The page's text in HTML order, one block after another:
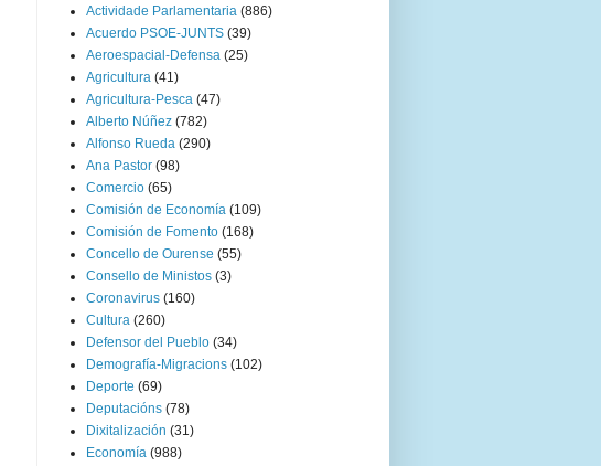
Actividade Parlamentaria (886)
Acuerdo PSOE-JUNTS (39)
Aeroespacial-Defensa (25)
Agricultura (41)
Agricultura-Pesca (47)
Alberto Núñez (782)
Alfonso Rueda (290)
Ana Pastor (98)
Comercio (65)
Comisión de Economía (109)
Comisión de Fomento (168)
Concello de Ourense (55)
Consello de Ministos (3)
Coronavirus (160)
Cultura (260)
Defensor del Pueblo (34)
Demografía-Migracions (102)
Deporte (69)
Deputacións (78)
Dixitalización (31)
Economía (988)